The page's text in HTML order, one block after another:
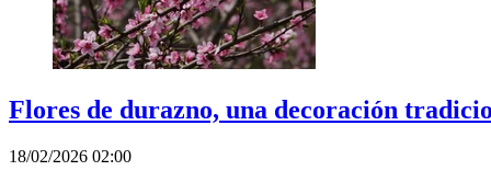
Flores de durazno, una decoración
18/02/2026 02:00